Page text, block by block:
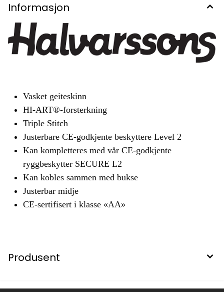
Informasjon
Vasket geiteskinn
HI-ART®-forsterkning
Triple Stitch
Justerbare CE-godkjente beskyttere Level 2
Kan kompletteres med vår CE-godkjente
ryggbeskytter SECURE L2
Kan kobles sammen med bukse
Justerbar midje
CE-sertifisert i klasse «AA»
Produsent